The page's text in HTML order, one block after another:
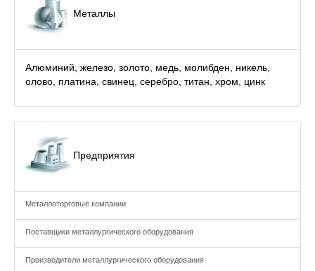
Металлы
Алюминий, железо, золото, медь, молибден, никель,
олово, платина, свинец, серебро, титан, хром, цинк
Предприятия
Металлоторговые компании
Поставщики металлургического оборудования
Производители металлургического оборудования